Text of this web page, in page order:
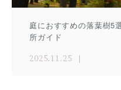
庭におすすめの落葉樹5
所ガイド
2025.11.25